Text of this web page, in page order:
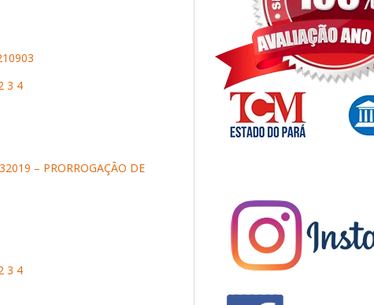
3 4
– PRORROGAÇÃO DE
3 4